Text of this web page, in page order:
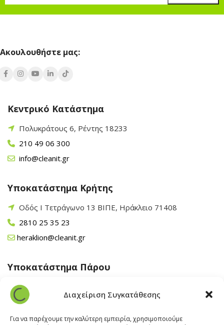
Διαχείριση Συγκατάθεσης
Για να παρέχουμε την καλύτερη εμπειρία, χρησιμοποιούμε
Ακουλουθήστε μας:
Κεντρικό Κατάστημα
Πολυκράτους 6, Ρέντης 18233
210 49 06 300
info@cleanit.gr
Υποκατάστημα Κρήτης
Οδός Ι Τετράγωνο 13 ΒΙΠΕ, Ηράκλειο 71408
2810 25 35 23
heraklion@cleanit.gr
Υποκατάστημα Πάρου
Άγιος Βλάσης Αρχίλοχος, Πάρος 84400
22840 43 163
paros@cleanit.gr